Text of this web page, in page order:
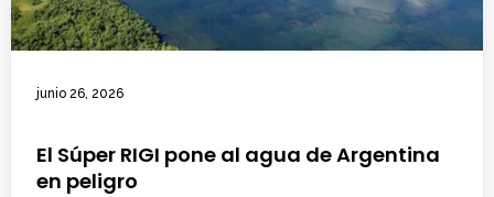
junio 26, 2026
El Súper RIGI pone al agua de Argentina
en peligro